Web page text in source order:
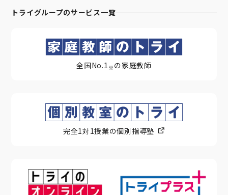
トライグループのサービス一覧
全国No.1 ※ の家庭教師
完全1対1授業の個別指導塾